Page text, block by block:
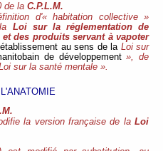
de la C.P.L.M.
d'« habitation collective »
Loi sur la réglementation de
des produits servant à vapoter
au sens de la Loi sur
de développement», de
sur la santé mentale ».
la version française de la Loi